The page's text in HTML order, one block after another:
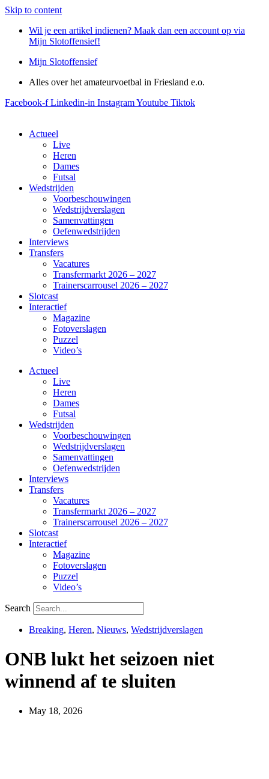
Skip to content
Wil je een artikel indienen? Maak dan een account op via
Mijn Slotoffensief!
Mijn Slotoffensief
Alles over het amateurvoetbal in Friesland e.o.
Facebook-f Linkedin-in InstagramYoutube Tiktok
Actueel
Live
Heren
Dames
Futsal
Wedstrijden
Voorbeschouwingen
Wedstrijdverslagen
Samenvattingen
Oefenwedstrijden
Interviews
Transfers
Vacatures
Transfermarkt 2026 – 2027
Trainerscarrousel 2026 – 2027
Slotcast
Interactief
Magazine
Fotoverslagen
Puzzel
Video’s
Actueel
Live
Heren
Dames
Futsal
Wedstrijden
Voorbeschouwingen
Wedstrijdverslagen
Samenvattingen
Oefenwedstrijden
Interviews
Transfers
Vacatures
Transfermarkt 2026 – 2027
Trainerscarrousel 2026 – 2027
Slotcast
Interactief
Magazine
Fotoverslagen
Puzzel
Video’s
Search
Breaking, Heren, Nieuws, Wedstrijdverslagen
ONB lukt het seizoen niet
winnend af te sluiten
May 18, 2026